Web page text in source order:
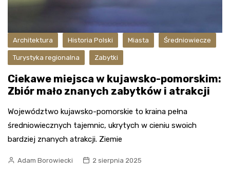
Architektura Historia Polski Miasta Średniowiecze
Turystyka regionalna Zabytki
Ciekawe miejsca w kujawsko-pomorskim:
Zbiór mało znanych zabytków i atrakcji
Województwo kujawsko-pomorskie to kraina pełna
średniowiecznych tajemnic, ukrytych w cieniu swoich
bardziej znanych atrakcji. Ziemie
Adam Borowiecki 2 sierpnia 2025